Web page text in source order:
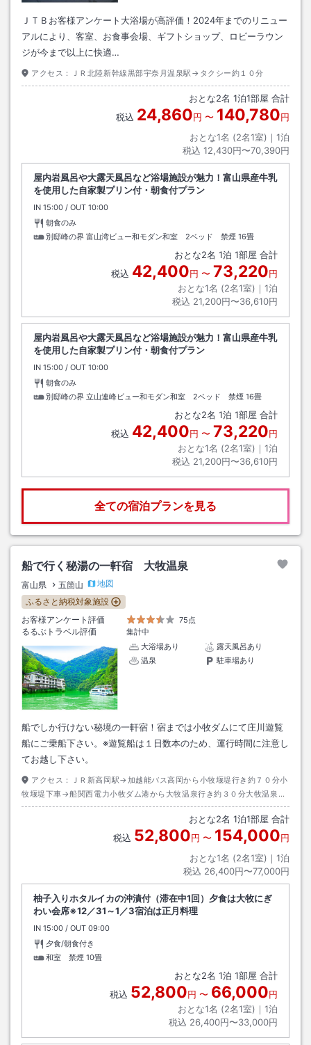
ＪＴＢお客様アンケート大浴場が高評価！2024年までのリニュー
アルにより、客室、お食事会場、ギフトショップ、ロビーラウン
ジが今まで以上に快適…
アクセス： ＪＲ北陸新幹線黒部宇奈月温泉駅→タクシー約１０分
おとな2名 1泊1部屋 合計
税込 24,860円 〜 140,780円
おとな1名 (2名1室)｜ 1泊
税込 12,430円〜70,390円
屋内岩風呂や大露天風呂など浴場施設が魅力！富山県産牛乳
を使用した自家製プリン付・朝食付プラン
IN チェックイン
15:00 / OUT チェックアウト
10:00
朝食のみ
別邸峰の界 富山湾ビュー和モダン和室 2ベッド 禁煙 16畳
おとな2名 1泊 1部屋 合計
税込 42,400円 〜 73,220円
おとな1名 (2名1室)｜ 1泊
税込 21,200円〜36,610円
屋内岩風呂や大露天風呂など浴場施設が魅力！富山県産牛乳
を使用した自家製プリン付・朝食付プラン
IN チェックイン
15:00 / OUT チェックアウト
10:00
朝食のみ
別邸峰の界 立山連峰ビュー和モダン和室 2ベッド 禁煙 16畳
おとな2名 1泊 1部屋 合計
税込 42,400円 〜 73,220円
おとな1名 (2名1室)｜ 1泊
税込 21,200円〜36,610円
全ての宿泊プランを見る
船で行く秘湯の一軒宿 大牧温泉
富山県 五箇山
地図
ふるさと納税対象施設
お客様アンケート評価
75点
るるぶトラベル評価
集計中
大浴場あり
露天風呂あり
温泉
駐車場あり
船でしか行けない秘境の一軒宿！宿までは小牧ダムにて庄川遊覧
船にご乗船下さい。※遊覧船は１日数本のため、運行時間に注意し
てお越し下さい。
アクセス：
ＪＲ新高岡駅→加越能バス高岡から小牧堰堤行き約７０分小
牧堰堤下車→船関西電力小牧ダム港から大牧温泉行き約３０分大牧温泉港
下船→徒歩約２分
おとな2名 1泊1部屋 合計
税込 52,800円 〜 154,000円
おとな1名 (2名1室)｜ 1泊
税込 26,400円〜77,000円
柚子入りホタルイカの沖漬付（滞在中1回）夕食は大牧にぎ
わい会席※12／31～1／3宿泊は正月料理
IN チェックイン
15:00 / OUT チェックアウト
09:00
夕食/朝食付き
和室 禁煙 10畳
おとな2名 1泊 1部屋 合計
税込 52,800円 〜 66,000円
おとな1名 (2名1室)｜ 1泊
税込 26,400円〜33,000円